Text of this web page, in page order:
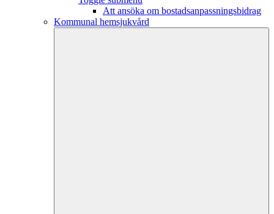
Att ansöka om bostadsanpassningsbidrag
Kommunal hemsjukvård